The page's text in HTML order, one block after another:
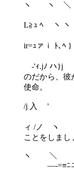
ヽ ヽ ＼
｀
L≧ｭ ﾍ ヽ ヽ
| {ﾍ
ir=ｭァｉ ﾄ､ﾍ }
| ヽ
ゞ-'ｨ.jﾉ ハ
のだから、彼
使命。
|
/j 入 '
, -ｧ―‐
ィ /ノ ヽ
ことをしまし
/ / , ≦ｭ
ヽ ＼
―-=≡ﾆニ